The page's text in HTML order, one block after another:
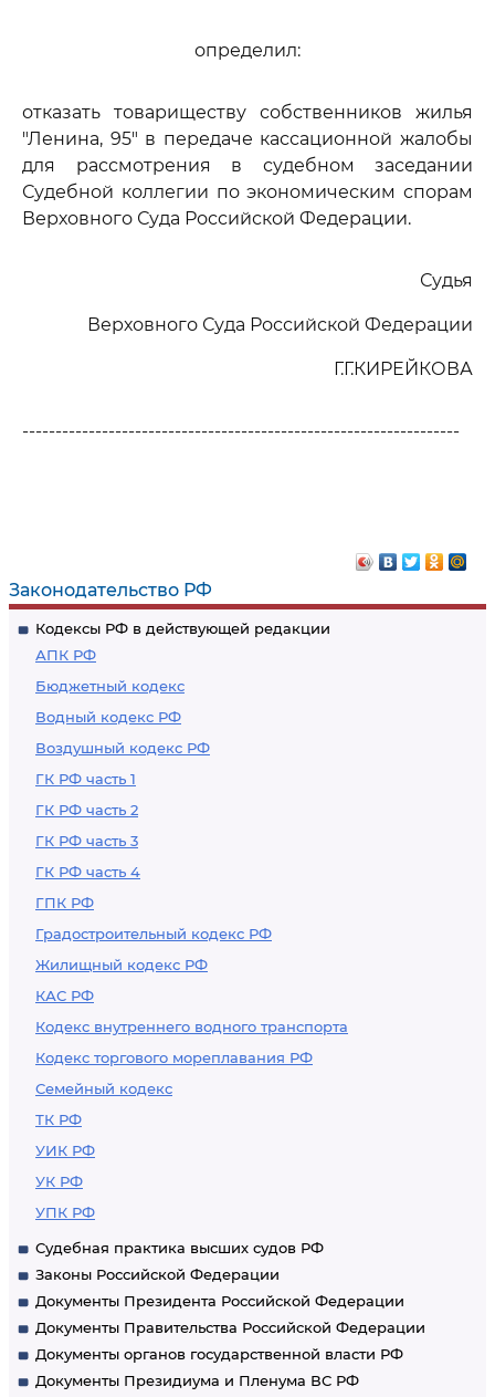
Законодательство РФ
Кодексы РФ в действующей редакции
АПК РФ
Бюджетный кодекс
Водный кодекс РФ
Воздушный кодекс РФ
ГК РФ часть 1
ГК РФ часть 2
ГК РФ часть 3
ГК РФ часть 4
ГПК РФ
Градостроительный кодекс РФ
Жилищный кодекс РФ
КАС РФ
Кодекс внутреннего водного транспорта
Кодекс торгового мореплавания РФ
Семейный кодекс
ТК РФ
УИК РФ
УК РФ
УПК РФ
Судебная практика высших судов РФ
Законы Российской Федерации
Документы Президента Российской Федерации
Документы Правительства Российской Федерации
Документы органов государственной власти РФ
Документы Президиума и Пленума ВС РФ
определил:
отказать товариществу собственников жилья
"Ленина, 95" в передаче кассационной жалобы
для рассмотрения в судебном заседании
Судебной коллегии по экономическим спорам
Верховного Суда Российской Федерации.
Судья
Верховного Суда Российской Федерации
Г.Г.КИРЕЙКОВА
------------------------------------------------------------------